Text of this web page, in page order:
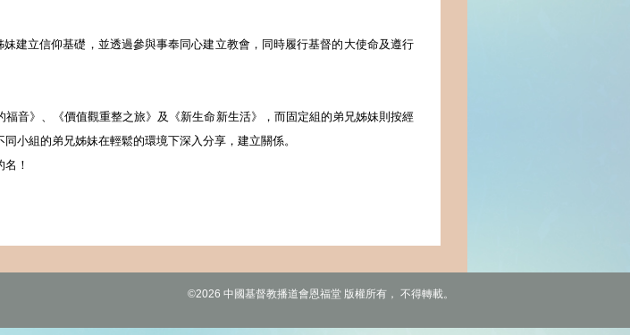
建立信仰基礎，並透過參與事奉同心建立教會，同時履行基督的大使命及遵行
福音》、《價值觀重整之旅》及《新生命新生活》
，而固定組的弟兄姊妹則按經
小組的弟兄姊妹在輕鬆的環境下深入分享，建立關係。
！
©2026 中國基督教播道會恩福堂 版權所有， 不得轉載。